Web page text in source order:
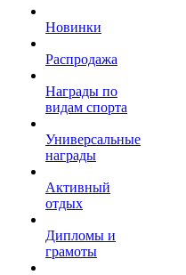
Новинки
Распродажа
Награды по
видам спорта
Универсальные
награды
Активный
отдых
Дипломы и
грамоты